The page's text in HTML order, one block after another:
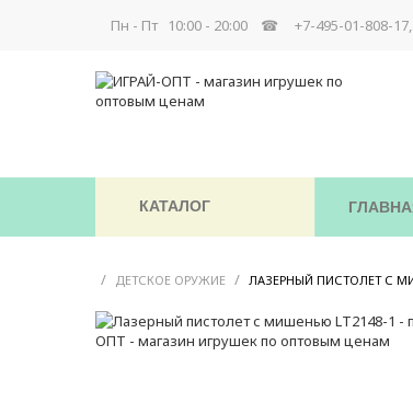
Пн - Пт 10:00 - 20:00 ☎ +7-495-01-808-
КАТАЛОГ
/ ДЕТСКОЕ ОРУЖИЕ / ЛАЗЕРНЫЙ ПИСТОЛЕТ С